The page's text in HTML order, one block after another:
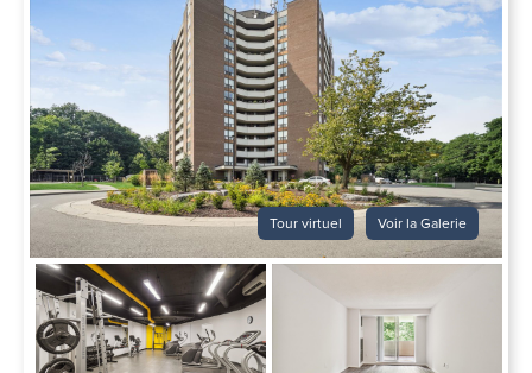
Tour virtuel Voir la Galerie